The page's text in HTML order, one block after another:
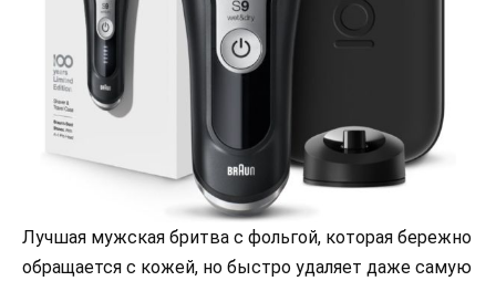
Лучшая мужская бритва с фольгой, которая бережно
обращается с кожей, но быстро удаляет даже самую